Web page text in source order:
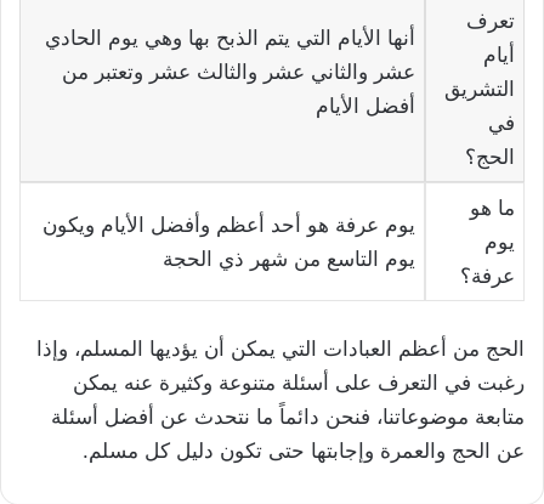
تعرف
أيام
التشريق
في
الحج؟
أنها الأيام التي يتم الذبح بها وهي يوم الحادي
عشر والثاني عشر والثالث عشر وتعتبر من
أفضل الأيام
ما هو
يوم
عرفة؟
يوم عرفة هو أحد أعظم وأفضل الأيام ويكون
يوم التاسع من شهر ذي الحجة
الحج من أعظم العبادات التي يمكن أن يؤديها المسلم، وإذا
رغبت في التعرف على أسئلة متنوعة وكثيرة عنه يمكن
متابعة موضوعاتنا، فنحن دائماً ما نتحدث عن أفضل أسئلة
عن الحج والعمرة وإجابتها حتى تكون دليل كل مسلم.